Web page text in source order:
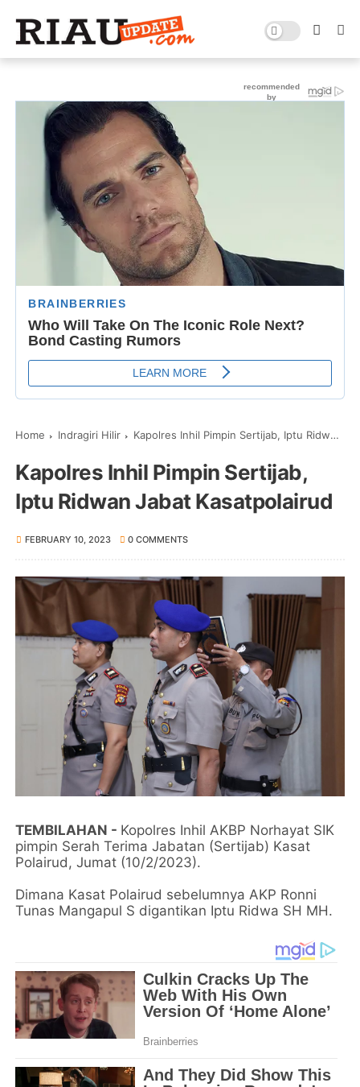
Home Indragiri Hilir Kapolres Inhil Pimpin Sertijab, Iptu Ridwan Jabat Kasatpolairud
Kapolres Inhil Pimpin Sertijab,
Iptu Ridwan Jabat Kasatpolairud
FEBRUARY 10, 2023 0 COMMENTS
TEMBILAHAN - Kopolres Inhil AKBP Norhayat SIK
pimpin Serah Terima Jabatan (Sertijab) Kasat
Polairud, Jumat (10/2/2023).
Dimana Kasat Polairud sebelumnya AKP Ronni
Tunas Mangapul S digantikan Iptu Ridwa SH MH.